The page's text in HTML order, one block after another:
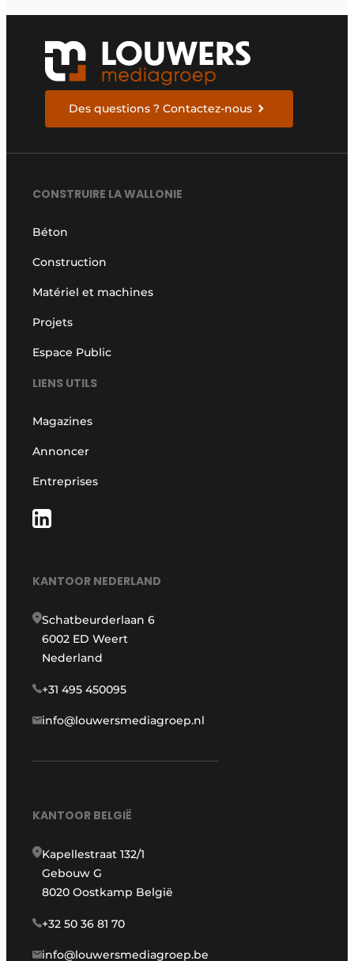
Des questions ? Contactez-nous
CONSTRUIRE LA WALLONIE
Béton
Construction
Matériel et machines
Projets
Espace Public
LIENS UTILS
Magazines
Annoncer
Entreprises
KANTOOR NEDERLAND
Schatbeurderlaan 6
6002 ED Weert
Nederland
+31 495 450095
info@louwersmediagroep.nl
KANTOOR BELGIË
Kapellestraat 132/1
Gebouw G
8020 Oostkamp België
+32 50 36 81 70
info@louwersmediagroep.be